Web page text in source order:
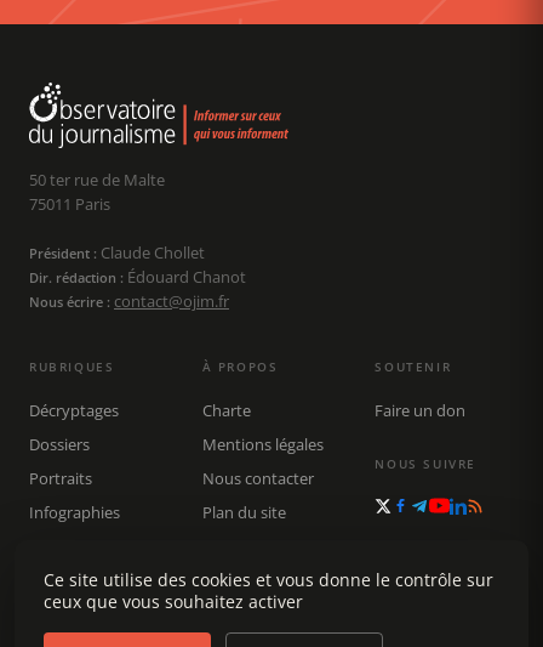
50 ter rue de Malte
75011 Paris
Président : Claude Chollet
Dir. rédaction : Édouard Chanot
Nous écrire : contact@ojim.fr
RUBRIQUES
Décryptages
Dossiers
Portraits
Infographies
Rechercher
À PROPOS
Charte
Mentions légales
Nous contacter
Plan du site
SOUTENIR
Faire un don
NOUS SUIVRE
Ce site utilise des cookies et vous donne le contrôle sur
ceux que vous souhaitez activer